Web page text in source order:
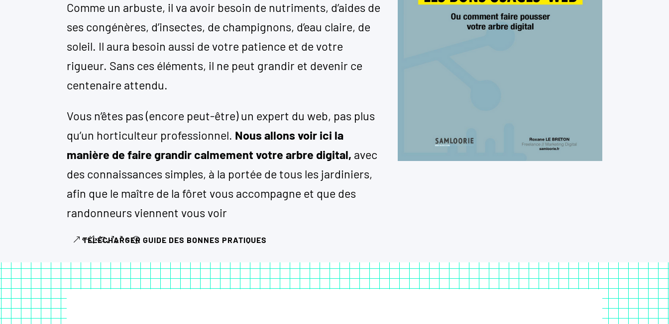
Comme un arbuste, il va avoir besoin de nutriments, d’aides de
ses congénères, d’insectes, de champignons, d’eau claire, de
soleil. Il aura besoin aussi de votre patience et de votre
rigueur. Sans ces éléments, il ne peut grandir et devenir ce
centenaire attendu.
Vous n’êtes pas (encore peut-être) un expert du web, pas plus
qu’un horticulteur professionnel. Nous allons voir ici la
manière de faire grandir calmement votre arbre digital, avec
des connaissances simples, à la portée de tous les jardiniers,
afin que le maître de la fôret vous accompagne et que des
randonneurs viennent vous voir
TÉLÉCHARGER GUIDE DES BONNES PRATIQUES